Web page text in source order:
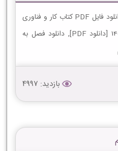
دانلود کتاب کار و فناوری نهم دانلود فایل PDF کتاب کار و فناوری
پایه نهم متوسطه اول 1404-1405 [دانلود PDF], دانلود فصل به
بازدید: 4997